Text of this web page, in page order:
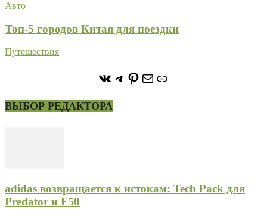
Авто
Топ-5 городов Китая для поездки
Путешествия
https://vk.com/
https://t.me/stoneforest
https://
ПочтаСсылка
ВЫБОР РЕДАКТОРА
adidas возвращается к истокам: Tech Pack для
Predator и F50